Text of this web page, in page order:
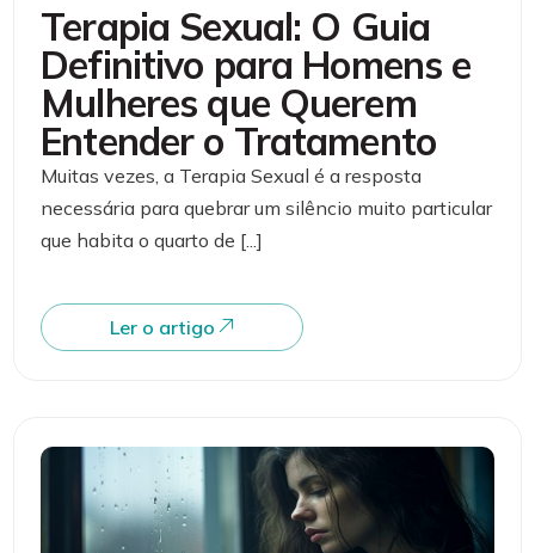
Terapia Sexual: O Guia
Definitivo para Homens e
Mulheres que Querem
Entender o Tratamento
Muitas vezes, a Terapia Sexual é a resposta
necessária para quebrar um silêncio muito particular
que habita o quarto de [...]
Ler o artigo